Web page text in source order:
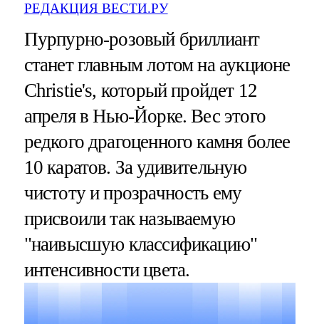
РЕДАКЦИЯ ВЕСТИ.РУ
Пурпурно-розовый бриллиант
станет главным лотом на аукционе
Christie's, который пройдет 12
апреля в Нью-Йорке. Вес этого
редкого драгоценного камня более
10 каратов. За удивительную
чистоту и прозрачность ему
присвоили так называемую
"наивысшую классификацию"
интенсивности цвета.